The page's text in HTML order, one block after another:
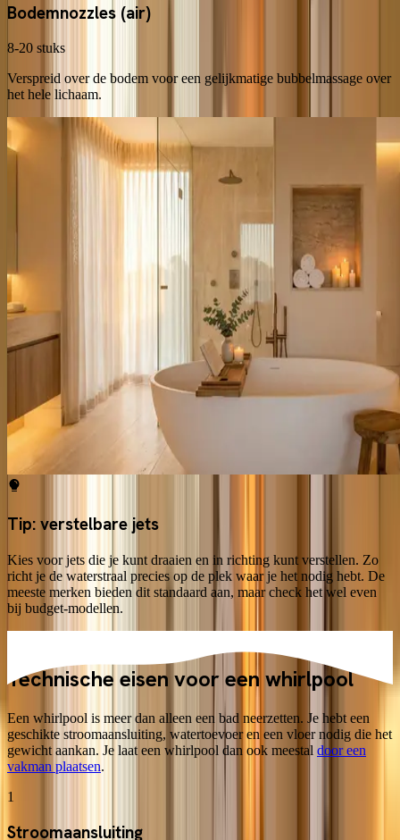
Bodemnozzles (air)
8-20 stuks
Verspreid over de bodem voor een gelijkmatige bubbelmassage over
het hele lichaam.
Tip: verstelbare jets
Kies voor jets die je kunt draaien en in richting kunt verstellen. Zo
richt je de waterstraal precies op de plek waar je het nodig hebt. De
meeste merken bieden dit standaard aan, maar check het wel even
bij budget-modellen.
Technische eisen voor eenwhirlpool
Een whirlpool is meer dan alleen een bad neerzetten. Je hebt een
geschikte stroomaansluiting, watertoevoer en een vloer nodig die het
gewicht aankan. Je laat een whirlpool dan ook meestal door een
vakman plaatsen.
1
Stroomaansluiting